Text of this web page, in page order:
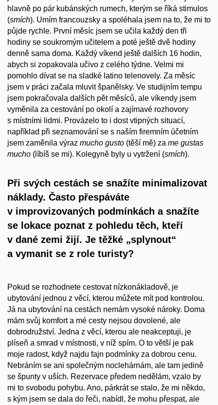
hlavně po pár kubánských rumech, kterým se říká stimulos
(smích). Umím francouzsky a spoléhala jsem na to, že mi to
půjde rychle. První měsíc jsem se učila každý den tři
hodiny se soukromým učitelem a poté ještě dvě hodiny
denně sama doma. Každý víkend ještě dalších 16 hodin,
abych si zopakovala učivo z celého týdne. Velmi mi
pomohlo dívat se na sladké latino telenovely. Za měsíc
jsem v práci začala mluvit španělsky. Ve studijním tempu
jsem pokračovala dalších pět měsíců, ale víkendy jsem
vyměnila za cestování po okolí a zajímavé rozhovory
s místními lidmi. Provázelo to i dost vtipných situací,
například při seznamování se s naším firemním účetním
jsem zaměnila výraz mucho gusto (těší mě) za me gustas
mucho (líbíš se mi). Kolegyně byly u vytržení (smích).
Při svých cestách se snažíte minimalizovat
náklady. Často přespáváte
v improvizovaných podmínkách a snažíte
se lokace poznat z pohledu těch, kteří
v dané zemi žijí. Je těžké „splynout“
a vymanit se z role turisty?
Pokud se rozhodnete cestovat nízkonákladově, je
ubytování jednou z věcí, kterou můžete mít pod kontrolou.
Já na ubytování na cestách nemám vysoké nároky. Doma
mám svůj komfort a mé cesty nejsou dovolené, ale
dobrodružství. Jedna z věcí, kterou ale neakceptuji, je
plíseň a smrad v místnosti, v níž spím. O to větší je pak
moje radost, když najdu fajn podmínky za dobrou cenu.
Nebráním se ani společným noclehárnám, ale tam jedině
se špunty v uších. Rezervace předem nedělám, vzalo by
mi to svobodu pohybu. Ano, párkrát se stalo, že mi někdo,
s kým jsem se dala do řeči, nabídl, že mohu přespat, ale